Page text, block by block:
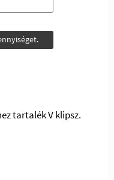
tartalék V klipsz.